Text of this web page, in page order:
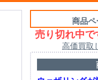
商品
売り切れ中で
高価買取